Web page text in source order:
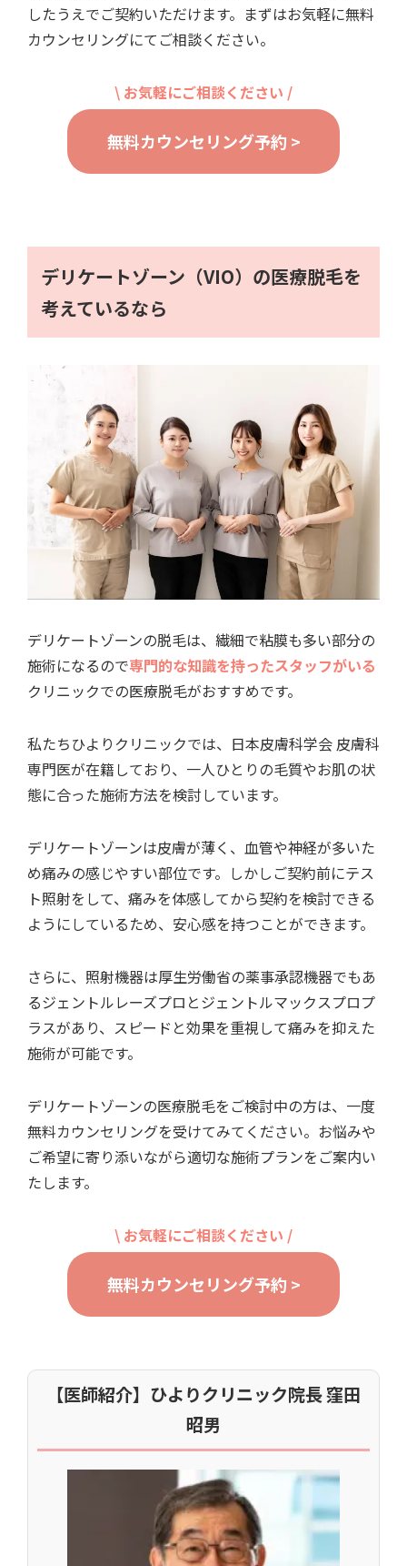
したうえでご契約いただけます。まずはお気軽に無料
カウンセリングにてご相談ください。
\ お気軽にご相談ください /
無料カウンセリング予約 >
デリケートゾーン（VIO）の医療脱毛を
考えているなら
デリケートゾーンの脱毛は、繊細で粘膜も多い部分の
施術になるので専門的な知識を持ったスタッフがいる
クリニックでの医療脱毛がおすすめです。
私たちひよりクリニックでは、日本皮膚科学会 皮膚科
専門医が在籍しており、一人ひとりの毛質やお肌の状
態に合った施術方法を検討しています。
デリケートゾーンは皮膚が薄く、血管や神経が多いた
め痛みの感じやすい部位です。しかしご契約前にテス
ト照射をして、痛みを体感してから契約を検討できる
ようにしているため、安心感を持つことができます。
さらに、照射機器は厚生労働省の薬事承認機器でもあ
るジェントルレーズプロとジェントルマックスプロプ
ラスがあり、スピードと効果を重視して痛みを抑えた
施術が可能です。
デリケートゾーンの医療脱毛をご検討中の方は、一度
無料カウンセリングを受けてみてください。お悩みや
ご希望に寄り添いながら適切な施術プランをご案内い
たします。
\ お気軽にご相談ください /
無料カウンセリング予約 >
【医師紹介】ひよりクリニック院長 窪田
昭男